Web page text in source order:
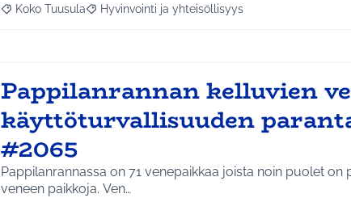
Rajaa tulokset aihepiirin mukaan: Koko Tuusula
Koko Tuusula Rajaa tulokset teeman mukaan: Hyvinvointi ja
Hyvinvointi ja yhteisöllisyys
Pappilanrannan kelluvien
käyttöturvallisuuden
#2065
Pappilanrannassa on 71 venepaikkaa joista noin puolet on
veneen paikkoja. Ven…